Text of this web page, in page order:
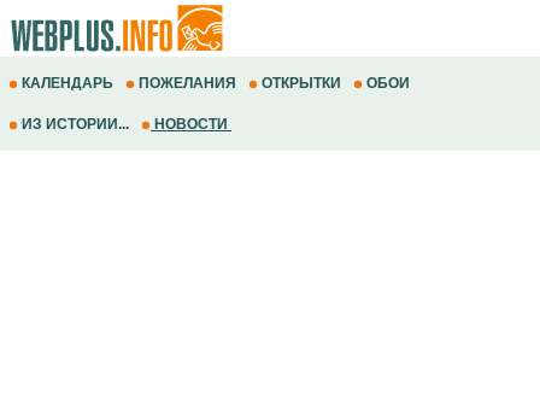
КАЛЕНДАРЬ ПОЖЕЛАНИЯ ОТКРЫТКИ ОБОИ
ИЗ ИСТОРИИ... НОВОСТИ